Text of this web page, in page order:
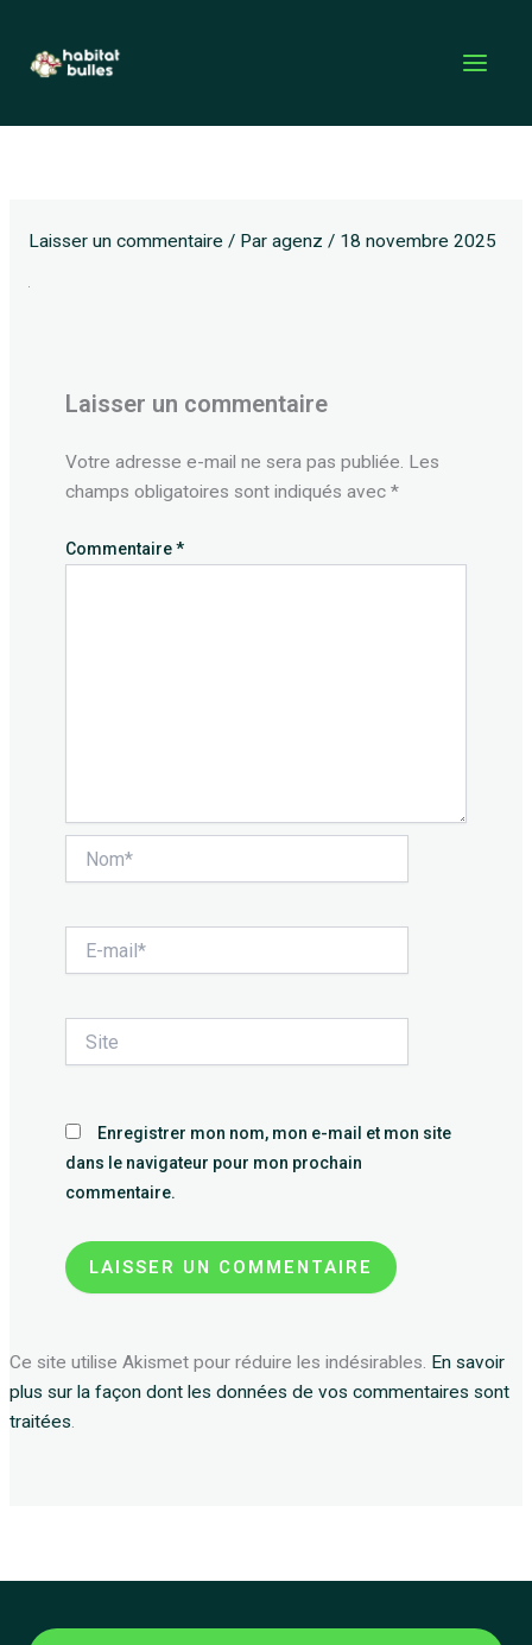
contenu
Laisser un commentaire / Par agenz / 18 novembre 2025
Laisser un commentaire
Votre adresse e-mail ne sera pas publiée. Les
champs obligatoires sont indiqués avec *
Commentaire*
mail*
Enregistrer mon nom, mon e-mail et mon site
dans le navigateur pour mon prochain
commentaire.
Ce site utilise Akismet pour réduire les indésirables. En savoir
plus sur la façon dont les données de vos commentaires sont
traitées.